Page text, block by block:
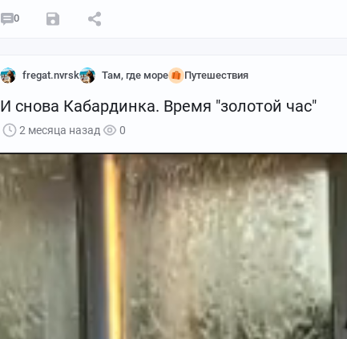
0
fregat.nvrsk Там, где море Путешествия
И снова Кабардинка. Время "золотой час"
2 месяца назад 0